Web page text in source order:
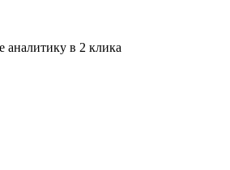
аналитику в 2 клика